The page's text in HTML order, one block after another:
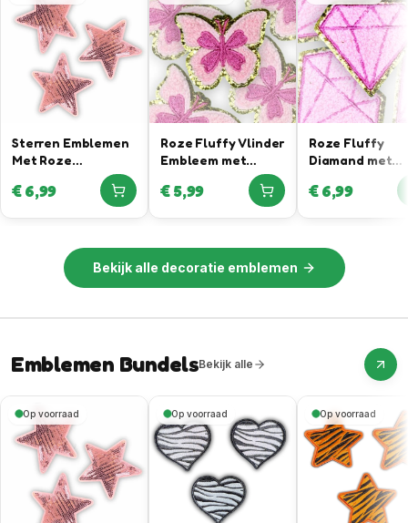
Sterren Emblemen
Met Roze
€6,99
Roze Fluffy Vlinder
Embleem met
€5,99
Roze Fluffy
Diamand met
€6,99
Bekijk alle decoratie emblemen
Emblemen BundelsBekijk alle
Op voorraad Op voorraad Op voorraad